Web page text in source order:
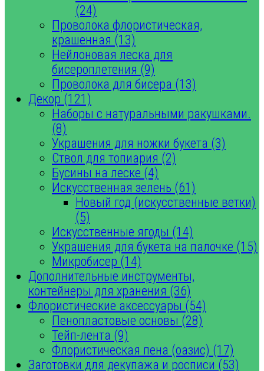
(24)
Проволока флористическая,
крашенная (13)
Нейлоновая леска для
бисероплетения (9)
Проволока для бисера (13)
Декор (121)
Наборы с натуральными ракушками.
(8)
Украшения для ножки букета (3)
Ствол для топиария (2)
Бусины на леске (4)
Искусственная зелень (61)
Новый год (искусственные ветки)
(5)
Искусственные ягоды (14)
Украшения для букета на палочке (15)
Микробисер (14)
Дополнительные инструменты,
контейнеры для хранения (36)
Флористические аксессуары (54)
Пенопластовые основы (28)
Тейп-лента (9)
Флористическая пена (оазис) (17)
Заготовки для декупажа и росписи (53)